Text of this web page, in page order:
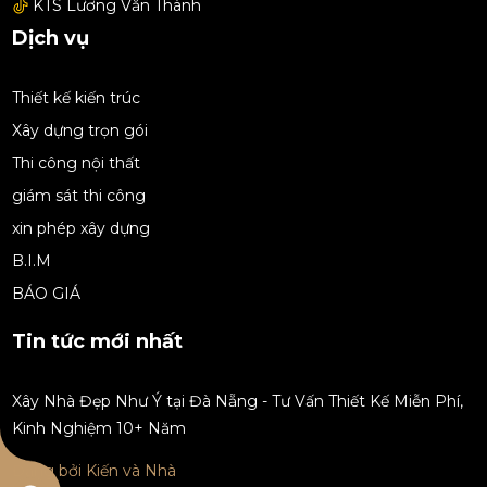
vừa nhanh vừa tiết kiệm
SAT 04, 2025
Những điều bạn cần biết khi tìm báo giá
cải tạo nhà Đà Nẵng
KTS Lương Văn Thành
Dịch vụ
Thiết kế kiến trúc
Xây dựng trọn gói
Thi công nội thất
giám sát thi công
xin phép xây dựng
B.I.M
BÁO GIÁ
Tin tức mới nhất
Xây Nhà Đẹp Như Ý tại Đà Nẵng - Tư Vấn Thiết Kế Miễn Phí,
Kinh Nghiệm 10+ Năm
Đăng bởi Kiến và Nhà